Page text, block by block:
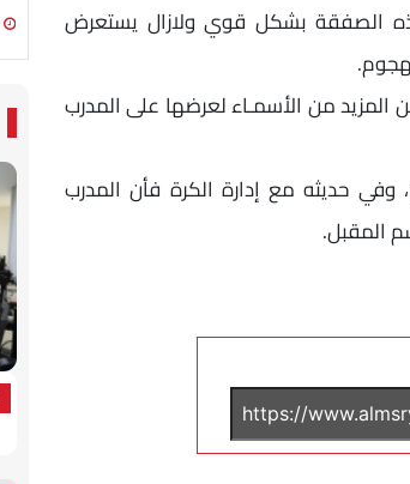
الصفقة بشكل قوي ولازال يستعرض
من الأسمـاء لعرضها على المدرب
وفي حديثه مع إدارة الكرة فأن المدرب
المقبل.